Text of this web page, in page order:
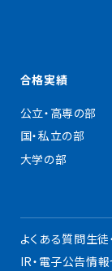
合格実績
公立・高専の部
国・私立の部
大学の部
よくある質問生徒
IR・電子公告情報